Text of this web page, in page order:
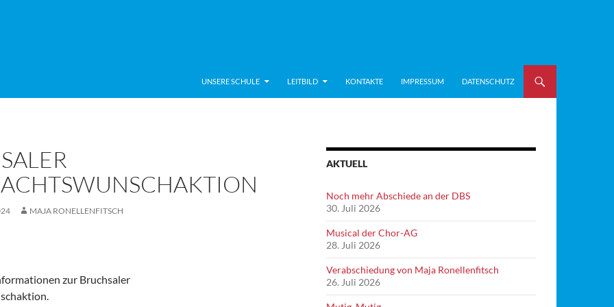
UNSERE SCHULE LEITBILD KONTAKTE IMPRESSUM DATENSCHUTZ
MAJA RONELLENFITSCH
zur Bruchsaler
AKTUELL
Noch mehr Abschiede an der DBS
30. Juli 2026
Musical der Chor-AG
28. Juli 2026
Verabschiedung von Maja Ronellenfitsch
26. Juli 2026